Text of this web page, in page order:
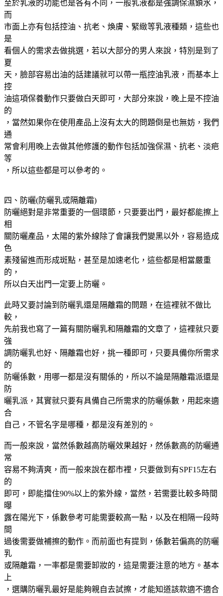
至於乳液的功能也是各有不同，一般乳液都是強調保濕鎖水，
而
市面上亦有包括控油、抗老、煥膚、緊緻等乳液種類，這些也
是
看個人的需求去做挑選，若以大部分的男人來說，特別是到了
夏
天，臉部容易出油的話建議就可以帶一瓶控油乳液，而基本上
控
油這項保養動作只要做白天即可，大部分來說，晚上是不控油
的
，當然如果你在使用產品上沒有太大的問題倒是也無妨，我們
通
常會利用晚上去做其他修護的動作包括加強保濕、抗老、淡疤
等
，所以這些都是可以參考的。
四、防曬(防曬乳或隔離霜)
防曬絕對是非常重要的一個環節，只要要出門，最好都能擦上
相
關防曬產品，太陽的紫外線除了會讓我們變黑以外，容易造成
色
素殘留進而形成斑點，甚至是加速老化，這些都是相當嚴重
的，
所以白天出門一定要上防曬。
此時又要討論到防曬乳還是隔離霜的問題，在這裡就不做比
較，
先前我也寫了一篇有關防曬乳和隔離霜的文章了，這裡就只要
強
調防曬乳也好、隔離霜也好，挑一種即可，只要具備你所需求
的
防曬係數，用哪一都是沒有關係的，所以不論是隔離霜派還是
防
曬乳派，其實就只要有具備自己所需求的防曬係數，用起來適
合
自己，不管名字是哪種，都是沒有差別的。
而一般來說，當然係數越高防曬效果越好，然係數高的防曬通
常
容易不夠清爽，而一般來說在都市裡，只要做到有SPF15左右
的
即可，即能擋住90%以上的紫外線，當然，若需要比較多時間
曝
露在陽光下，係數參考可能需要較高一點，以及在相隔一段時
間
過後需要做補擦的動作。而前面也有提到，係數若偏高的防曬
乳
或隔離霜，一率都是需要卸妝的，這是需要注意的地方。基本
上
，選購防曬乳最好是能夠親自去試擦，才能知道該款適不適合